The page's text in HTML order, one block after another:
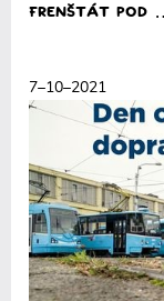
Frenštát pod
7–10–2021